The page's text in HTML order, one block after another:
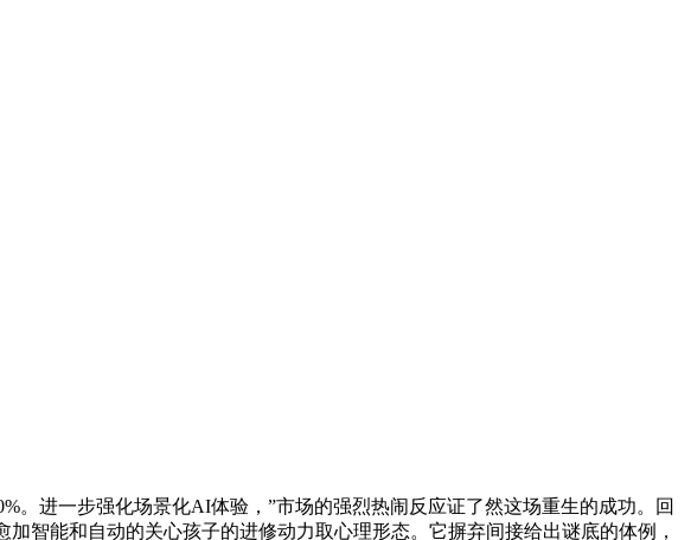
进一步强化场景化AI体验，”市场的强烈热闹反应证了然这场重生的成功。回
智能和自动的关心孩子的进修动力取心理形态。它摒弃间接给出谜底的体例，